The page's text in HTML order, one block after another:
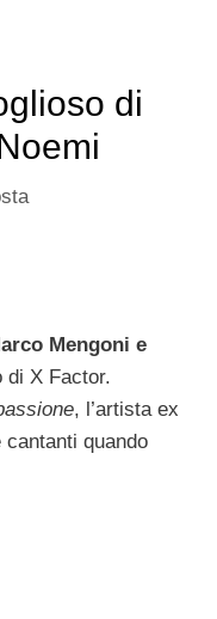
di
Mengoni e
di X Factor.
, l’artista ex
quando